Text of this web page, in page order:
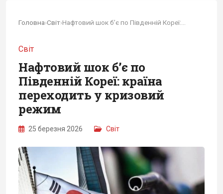
Головна›Світ›
Світ
Нафтовий шок б’є по
Південній Кореї: країна
переходить у кризовий
режим
25 березня 2026 Світ